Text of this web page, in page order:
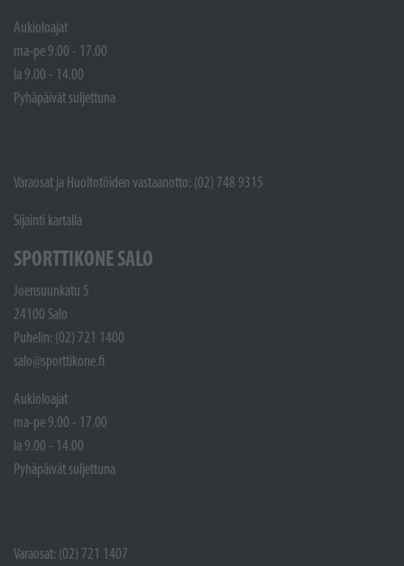
Aukioloajat
ma-pe 9.00 - 17.00
la 9.00 - 14.00
Pyhäpäivät suljettuna
Varaosat ja Huoltotöiden vastaanotto: (02) 748 9315
Sijainti kartalla
SPORTTIKONE SALO
Joensuunkatu 5
24100 Salo
Puhelin: (02) 721 1400
salo@sporttikone.fi
Aukioloajat
ma-pe 9.00 - 17.00
la 9.00 - 14.00
Pyhäpäivät suljettuna
Varaosat: (02) 721 1407